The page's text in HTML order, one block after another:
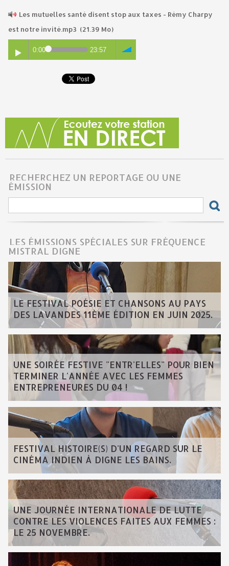
Les mutuelles santé disent stop aux taxes - Rémy Charpy
est notre invité.mp3 (21.39 Mo)
0:00 23:57
RECHERCHEZ UN REPORTAGE OU UNE
ÉMISSION
LES ÉMISSIONS SPÉCIALES SUR FRÉQUENCE
MISTRAL DIGNE
LE FESTIVAL POÉSIE ET CHANSONS AU PAYS
DES LAVANDES 11ÈME ÉDITION EN JUIN 2025.
UNE SOIRÉE FESTIVE "ENTR'ELLES" POUR BIEN
TERMINER L'ANNÉE AVEC LES FEMMES
ENTREPRENEURES DU 04 !
FESTIVAL HISTOIRE(S) D'UN REGARD SUR LE
CINÉMA INDIEN À DIGNE LES BAINS.
UNE JOURNÉE INTERNATIONALE DE LUTTE
CONTRE LES VIOLENCES FAITES AUX FEMMES :
LE 25 NOVEMBRE.